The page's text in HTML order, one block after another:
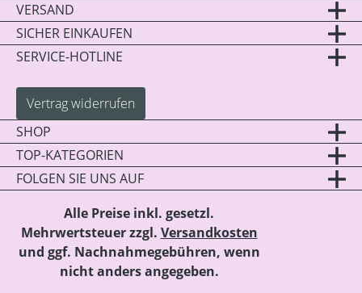
VERSAND
SICHER EINKAUFEN
SERVICE-HOTLINE
Vertrag widerrufen
SHOP
TOP-KATEGORIEN
FOLGEN SIE UNS AUF
Alle Preise inkl. gesetzl.
Mehrwertsteuer zzgl. Versandkosten
und ggf. Nachnahmegebühren, wenn
nicht anders angegeben.